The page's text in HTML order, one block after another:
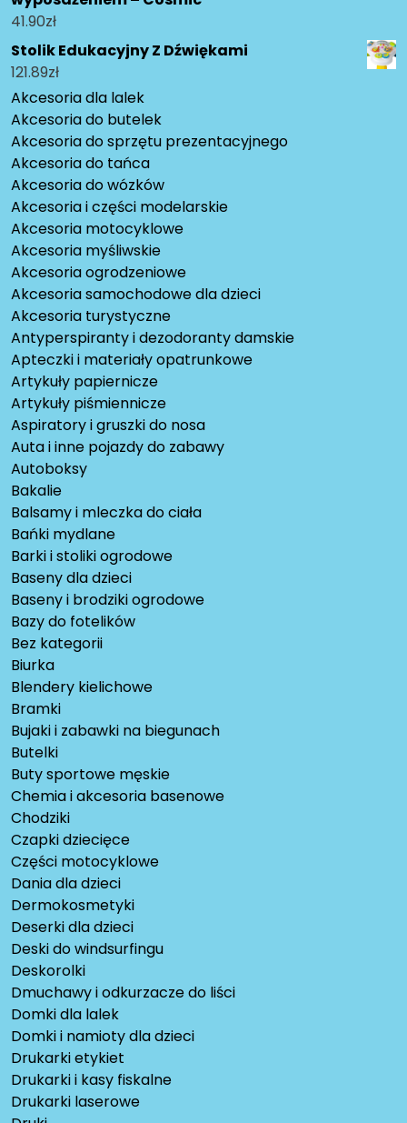
41.90zł
Stolik Edukacyjny Z Dźwiękami
121.89zł
Akcesoria dla lalek
Akcesoria do butelek
Akcesoria do sprzętu prezentacyjnego
Akcesoria do tańca
Akcesoria do wózków
Akcesoria i części modelarskie
Akcesoria motocyklowe
Akcesoria myśliwskie
Akcesoria ogrodzeniowe
Akcesoria samochodowe dla dzieci
Akcesoria turystyczne
Antyperspiranty i dezodoranty damskie
Apteczki i materiały opatrunkowe
Artykuły papiernicze
Artykuły piśmiennicze
Aspiratory i gruszki do nosa
Auta i inne pojazdy do zabawy
Autoboksy
Bakalie
Balsamy i mleczka do ciała
Bańki mydlane
Barki i stoliki ogrodowe
Baseny dla dzieci
Baseny i brodziki ogrodowe
Bazy do fotelików
Bez kategorii
Biurka
Blendery kielichowe
Bramki
Bujaki i zabawki na biegunach
Butelki
Buty sportowe męskie
Chemia i akcesoria basenowe
Chodziki
Czapki dziecięce
Części motocyklowe
Dania dla dzieci
Dermokosmetyki
Deserki dla dzieci
Deski do windsurfingu
Deskorolki
Dmuchawy i odkurzacze do liści
Domki dla lalek
Domki i namioty dla dzieci
Drukarki etykiet
Drukarki i kasy fiskalne
Drukarki laserowe